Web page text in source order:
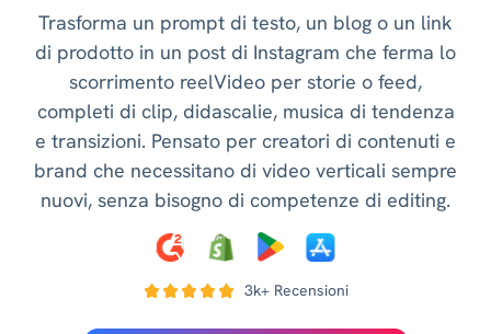
Trasforma un prompt di testo, un blog o un link
di prodotto in un post di Instagram che ferma lo
scorrimento reelVideo per storie o feed,
completi di clip, didascalie, musica di tendenza
e transizioni. Pensato per creatori di contenuti e
brand che necessitano di video verticali sempre
nuovi, senza bisogno di competenze di editing.
3k+ Recensioni